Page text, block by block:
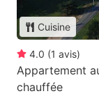
Cuisine
4.0 (1 avis)
Appartement
chauffée